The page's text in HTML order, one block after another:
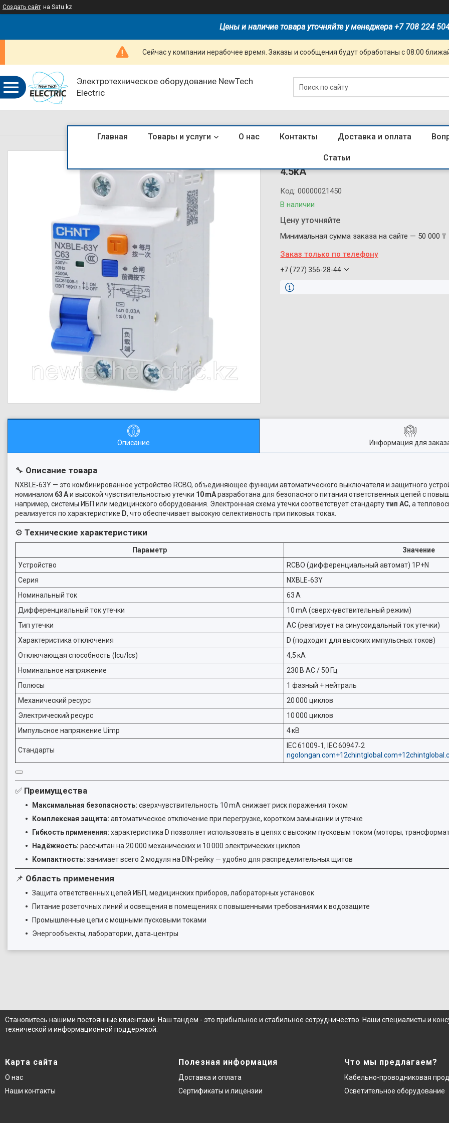
Создать сайт на Satu.kz
Цены и наличие товара уточняйте у менеджера +7 708 224
Сейчас у компании нерабочее время. Заказы и сообщения будут обработаны с 08:00
Электротехническое оборудование NewTech
Electric
Главная Товары и услуги О нас Контакты Доставка и оплата
Статьи
105539 Диф. авт. выкл. NXBLE-
4.5kA
В наличии
Код:00000021450
Цену уточняйте
Минимальная сумма заказа на сайте — 50 000 ₸
Заказ только по телефону
+7 (727) 356-28-44
Описание Информация для
🔧 Описание товара
NXBLE‑63Y — это комбинированное устройство RCBO, объединяющее функции автоматического выключателя и защитного
номиналом 63 Aи высокой чувствительностью утечки 10 mAразработана для безопасного питания ответственных цепей с
например, системы ИБП или медицинского оборудования. Электронная схема утечки соответствует стандартутип AC, а
реализуется по характеристике D, что обеспечивает высокую селективность при пиковых токах.
⚙️ Технические характеристики
Параметр
Значение
Устройство
RCBO (дифференциальный автомат) 1P+N
Серия
NXBLE‑63Y
Номинальный ток
63 A
Дифференциальный ток утечки
10 mA (сверхчувствительный режим)
Тип утечки
AC (реагирует на синусоидальный ток утечки)
Характеристика отключения
D (подходит для высоких импульсных токов)
Отключающая способность (Icu/Ics)
4,5 кА
Номинальное напряжение
230 В AC / 50 Гц
Полюсы
1 фазный + нейтраль
Механический ресурс
20 000 циклов
Электрический ресурс
10 000 циклов
Импульсное напряжение Uimp
4 кВ
Стандарты
IEC 61009‑1, IEC 60947‑2
✅ Преимущества
Максимальная безопасность: сверхчувствительность 10 mA снижает риск поражения током
Комплексная защита: автоматическое отключение при перегрузке, коротком замыкании и утечке
Гибкость применения: характеристика D позволяет использовать в цепях с высоким пусковым током (моторы,
Надёжность: рассчитан на 20 000 механических и 10 000 электрических циклов
Компактность: занимает всего 2 модуля на DIN-рейку — удобно для распределительных щитов
📌 Область применения
Защита ответственных цепей ИБП, медицинских приборов, лабораторных установок
Питание розеточных линий и освещения в помещениях с повышенными требованиями к водозащите
Промышленные цепи с мощными пусковыми токами
Энергообъекты, лаборатории, дата‑центры
Становитесь нашими постоянные клиентами. Наш тандем - это прибыльное и стабильное сотрудничество. Наши специалисты и
технической и информационной поддержкой.
Карта сайта
О нас
Наши контакты
Полезная информация
Доставка и оплата
Сертификаты и лицензии
Что мы предлагаем?
Кабельно-проводниковая
Осветительное оборудование